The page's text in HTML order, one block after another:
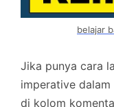
belajar
Jika punya cara
imperative dalam
di kolom